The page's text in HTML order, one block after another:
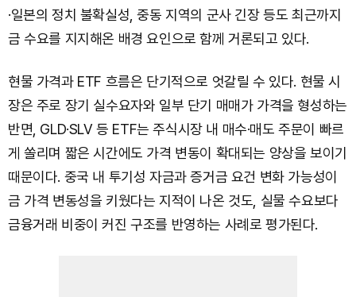
·일본의 정치 불확실성, 중동 지역의 군사 긴장 등도 최근까지
금 수요를 지지해온 배경 요인으로 함께 거론되고 있다.
현물 가격과 ETF 흐름은 단기적으로 엇갈릴 수 있다. 현물 시
장은 주로 장기 실수요자와 일부 단기 매매가 가격을 형성하는
반면, GLD·SLV 등 ETF는 주식시장 내 매수·매도 주문이 빠르
게 쏠리며 짧은 시간에도 가격 변동이 확대되는 양상을 보이기
때문이다. 중국 내 투기성 자금과 증거금 요건 변화 가능성이
금 가격 변동성을 키웠다는 지적이 나온 것도, 실물 수요보다
금융거래 비중이 커진 구조를 반영하는 사례로 평가된다.